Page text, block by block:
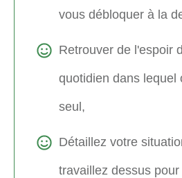
vous débloquer à la
Retrouver de l'espoir
quotidien dans lequel
seul,
Détaillez votre
travaillez dessus